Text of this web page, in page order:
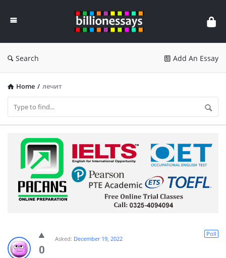
Essays
Search Add An Essay
Home / лечит
Billion
Essays
0
Poll
Asked: December 19, 2022